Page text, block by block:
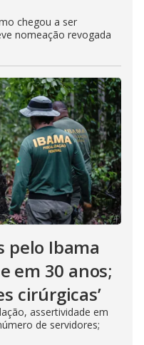
chegou a ser
nomeação revogada
pelo Ibama
em 30 anos;
cirúrgicas’
assertividade em
de servidores;